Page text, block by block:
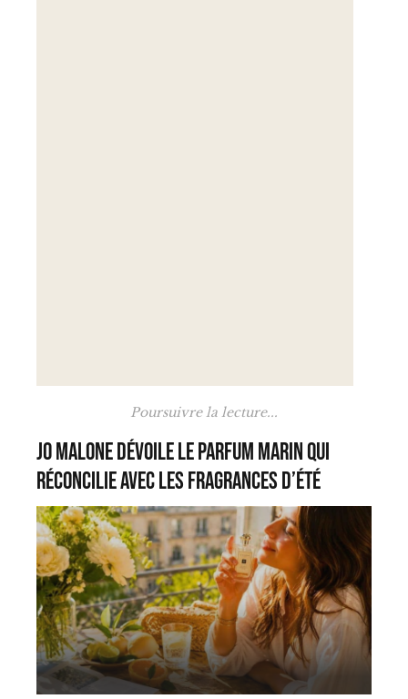
Poursuivre la lecture...
Jo Malone dévoile le parfum marin qui
réconcilie avec les fragrances d’été